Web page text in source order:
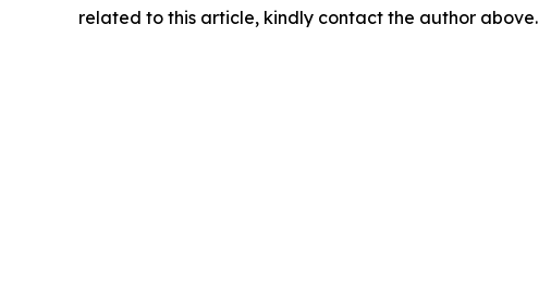
related to this article, kindly contact the author above.